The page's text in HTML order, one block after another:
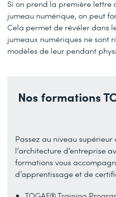
Si on prend la première lettre
jumeau numérique, on peut
Cela permet de révéler dans
jumeaux numériques ne sont
modèles de leur pendant
Nos formations
Passez au niveau
l’architecture d’entreprise
formations vous
d’apprentissage et de